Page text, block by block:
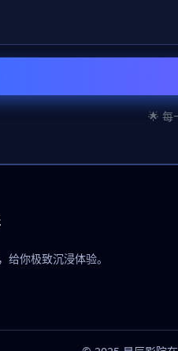
🌟 每
给你极致沉浸体验。